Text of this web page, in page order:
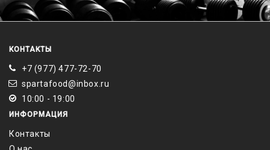
КОНТАКТЫ
+7 (977) 477-72-70
spartafood@inbox.ru
10:00 - 19:00
ИНФОРМАЦИЯ
Контакты